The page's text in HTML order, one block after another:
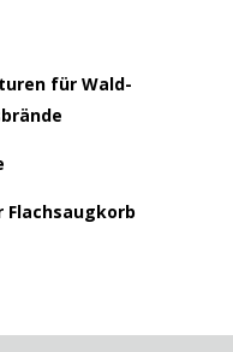
für Wald-
Flachsaugkorb